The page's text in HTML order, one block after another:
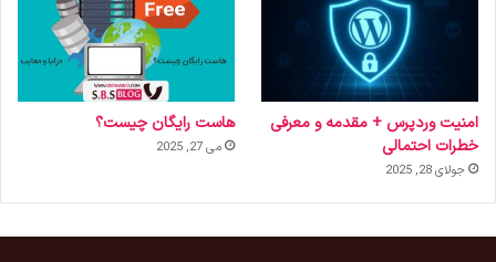
امنیت وردپرس + مقدمه و معرفی
خطرات احتمالی
جولای 28, 2025
هاست رایگان چیست؟
می 27, 2025